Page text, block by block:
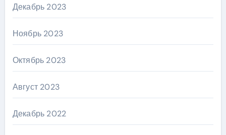
Декабрь 2023
Ноябрь 2023
Октябрь 2023
Август 2023
Декабрь 2022